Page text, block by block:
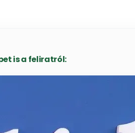
is a feliratról: